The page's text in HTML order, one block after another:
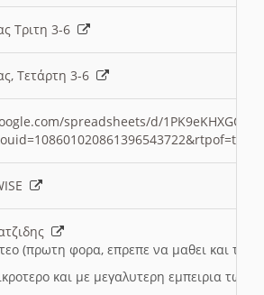
Τριτη 3-6
Τετάρτη 3-6
spreadsheets/d/
(πρωτη φορα, επρεπε να μαθει και το
και με μεγαλυτερη εμπειρια